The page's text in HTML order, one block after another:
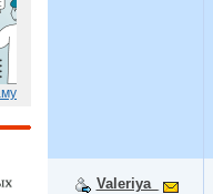
Valeriya_